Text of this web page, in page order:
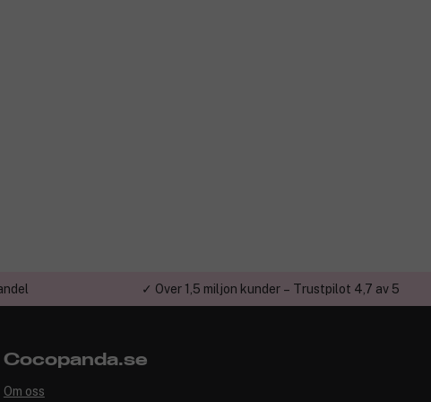
✓ Över 1,5 miljon kunder – Trustpilot 4,7 av 5
Cocopanda.se
Om oss